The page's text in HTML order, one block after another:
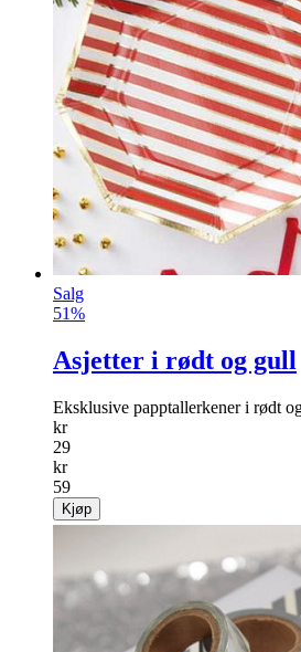
Salg
51%
Asjetter i rødt og gull
Eksklusive papptallerkener i rødt
kr
29
kr
59
Kjøp